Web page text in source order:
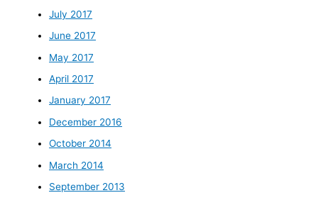
July 2017
June 2017
May 2017
April 2017
January 2017
December 2016
October 2014
March 2014
September 2013